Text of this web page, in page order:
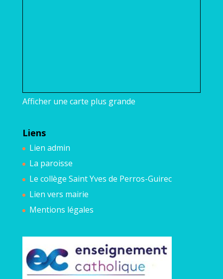
Afficher une carte plus grande
Liens
Lien admin
La paroisse
Le collège Saint Yves de Perros-Guirec
Lien vers mairie
Mentions légales